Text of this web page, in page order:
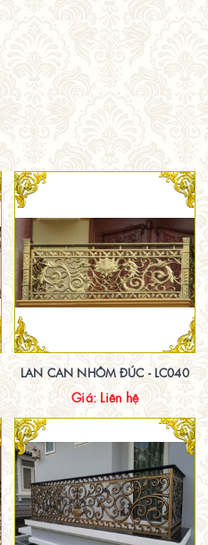
LAN CAN NHÔM ĐÚC - LC040
Giá: Liên hệ